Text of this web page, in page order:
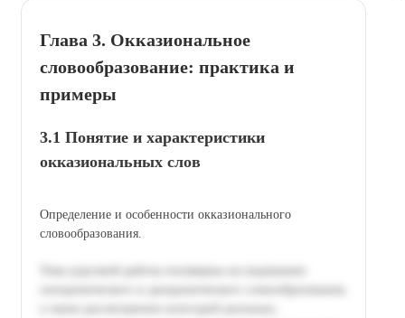
Глава 3. Окказиональное
словообразование: практика и
примеры
3.1 Понятие и характеристики
окказиональных слов
Определение и особенности окказионального
словообразования.